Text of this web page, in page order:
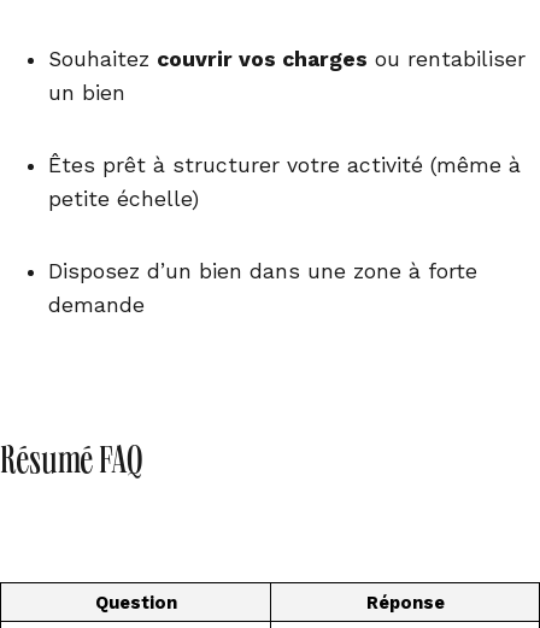
Souhaitez couvrir vos charges ou rentabiliser
un bien
Êtes prêt à structurer votre activité (même à
petite échelle)
Disposez d’un bien dans une zone à forte
demande
Résumé FAQ
Question
Réponse